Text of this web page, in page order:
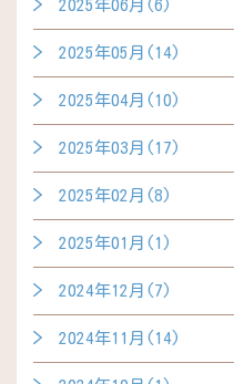
2025年06月(6)
2025年05月(14)
2025年04月(10)
2025年03月(17)
2025年02月(8)
2025年01月(1)
2024年12月(7)
2024年11月(14)